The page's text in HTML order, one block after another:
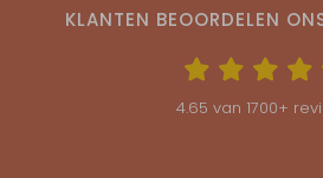
KLANTEN BEOORDELEN
4.65 van 1700+